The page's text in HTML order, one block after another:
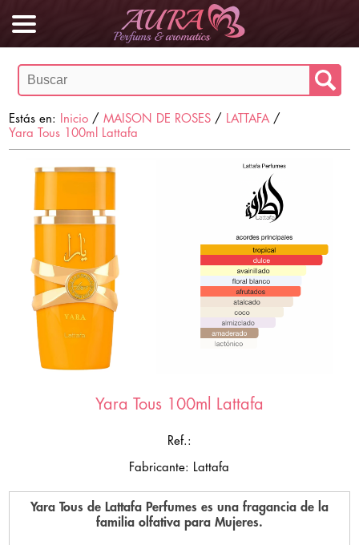
Estás en: Inicio /MAISON DE ROSES / LATTAFA/
Yara Tous 100ml Lattafa
Yara Tous 100ml Lattafa
Ref.:
Fabricante: Lattafa
Yara Tous de Lattafa Perfumes es una fragancia de la
familia olfativa para Mujeres.